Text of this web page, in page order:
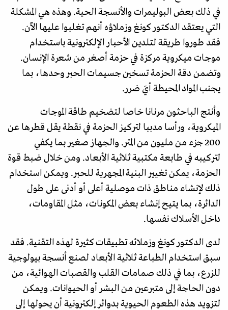
في ذلك بعض البوليمرات والأنسجة الحية. وهذه هي المشكلة
التي يعتقد الدكتور كونغ وزملاؤه أنهم تغلبوا عليها الآن.
فقد طوروا طريقة لتلدين الأحبار الإلكترونية باستخدام
موجات ميكروية مركزة في حزمة أصغر من شعرة الإنسان.
وتضمن دقة الحزمة تسخين جسيمات الحبر وحدها، بما
يجنب المواد المحيطة أيَ ضرر.
وأنتج الباحثون مرنانا خاصا لتضخيم طاقة الموجات
الميكروية، ورأسا مدببا لتركيز الحزمة في نقطة يقل قطرها عن
200 جزء من مليون من المتر. والجهاز صغير بما يكفي
لتركيبه في طابعة مكتبية ثلاثية الأبعاد. ومن خلال ضبط قوة
الحزمة، يمكن تغيير البنية المجهرية للحبر. ويمكن استخدام
ذلك لإنشاء مناطق ذات موصلية أعلى أو أدنى على طول
الدائرة، بما يتيح إنشاء بعض المكونات، مثل المقاومات،
داخل الأسلاك نفسها.
لدى الدكتور كونغ وزملائه تطبيقات كثيرة لهذه التقنية. فقد
سبق استخدام الطباعة ثلاثية الأبعاد لصنع أنسجة بيولوجية
للزرع، بما في ذلك صمامات القلب والقصبات الهوائية، من
دون الحاجة إلى متبرعين من البشر أو الحيوانات. ويمكن
لتزويد هذه الطعوم الحيوية بدوائر إلكترونية أن يحولها إلى